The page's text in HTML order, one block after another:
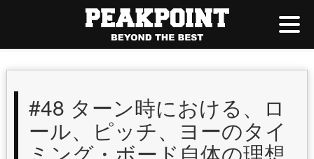
#48 ターン時における、ロ
ール、ピッチ、ヨーのタイ